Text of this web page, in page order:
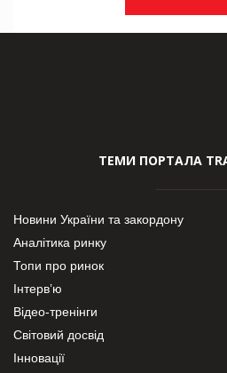
ТЕМИ ПОРТАЛА
Новини України та закордону
Аналітика ринку
Топи про ринок
Інтерв’ю
Відео-тренінги
Світовий досвід
Інновації